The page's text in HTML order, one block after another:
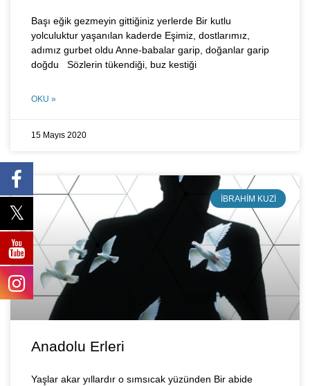
Başı eğik gezmeyin gittiğiniz yerlerde Bir kutlu
yolculuktur yaşanılan kaderde Eşimiz, dostlarımız,
adımız gurbet oldu Anne-babalar garip, doğanlar garip
doğdu Sözlerin tükendiği, buz kestiği
OKU »
15 Mayıs 2020
İBRAHIM KUZI
Anadolu Erleri
Yaşlar akar yıllardır o sımsıcak yüzünden Bir abide